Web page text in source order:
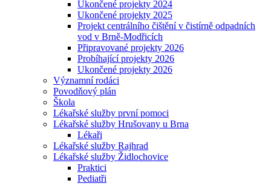
Ukončené projekty 2024
Ukončené projekty 2025
Projekt centrálního čištění v čistírně odpadních
vod v Brně-Modřicích
Připravované projekty 2026
Probíhající projekty 2026
Ukončené projekty 2026
Významní rodáci
Povodňový plán
Škola
Lékařské služby první pomoci
Lékařské služby Hrušovany u Brna
Lékaři
Lékařské služby Rajhrad
Lékařské služby Židlochovice
Praktici
Pediatři